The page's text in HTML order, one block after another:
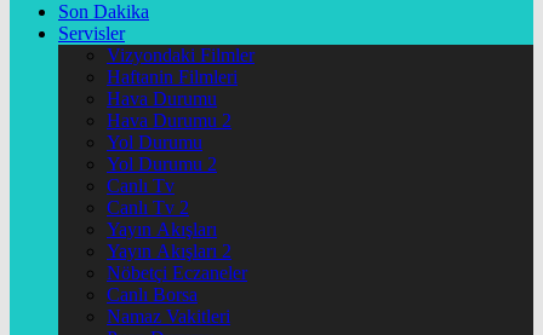
Son Dakika
Servisler
Vizyondaki Filmler
Haftanin Filmleri
Hava Durumu
Hava Durumu 2
Yol Durumu
Yol Durumu 2
Canlı Tv
Canlı Tv 2
Yayın Akışları
Yayın Akışları 2
Nöbetçi Eczaneler
Canlı Borsa
Namaz Vakitleri